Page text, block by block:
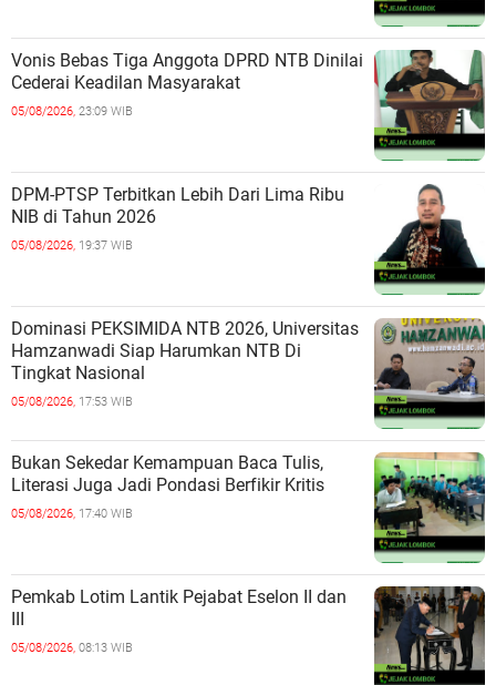
Vonis Bebas Tiga Anggota DPRD NTB Dinilai
Cederai Keadilan Masyarakat
05/08/2026, 23:09 WIB
DPM-PTSP Terbitkan Lebih Dari Lima Ribu
NIB di Tahun 2026
05/08/2026, 19:37 WIB
Dominasi PEKSIMIDA NTB 2026, Universitas
Hamzanwadi Siap Harumkan NTB Di
Tingkat Nasional
05/08/2026, 17:53 WIB
Bukan Sekedar Kemampuan Baca Tulis,
Literasi Juga Jadi Pondasi Berfikir Kritis
05/08/2026, 17:40 WIB
Pemkab Lotim Lantik Pejabat Eselon II dan
III
05/08/2026, 08:13 WIB